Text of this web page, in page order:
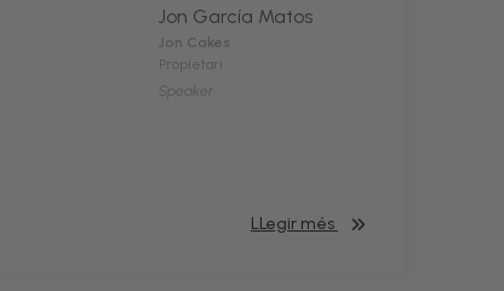
Jon García Matos
Jon Cakes
Propietari
Speaker
LLegir més